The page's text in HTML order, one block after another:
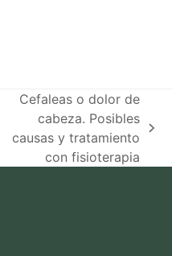
next
Cefaleas o dolor de
cabeza. Posibles
causas y tratamiento
con fisioterapia